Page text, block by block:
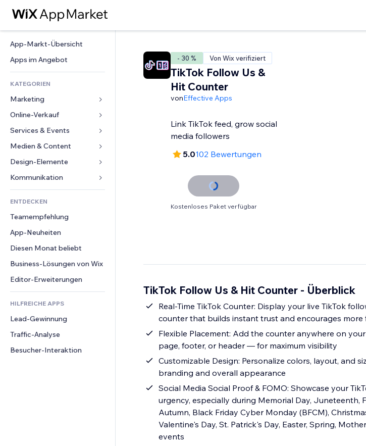
App-Markt-Übersicht
Apps im Angebot
KATEGORIEN
Marketing
Anzeigen
Mobil
Statistiken
Website-Einträge
E-Mail
Online-Verkauf
Apps für Shops
Versand & Lieferung
Verkaufen-Buttons
Buchhaltung
Gutscheine & Treuebonus
Lagerlösungen
Speisen & Getränke
Services & Events
Hotels
Events
Restaurants
Immobilien
Buchungen
Medien & Content
Galerie
Musik
Podcasts
Fotografie
Video
PDF
Dateifreigabe
News
Design-Elemente
Karten & Navigation
Datenschutz & Sicherheit
Uhr
Seiten-Vorlagen
Bildeffekte
Buttons & Menüs
Banner & Abzeichen
Taschenrechner
Suche
Wetter
Diagramme & Tabellen
Formulare
Umfragen
Chat
Kommentare
Telefon
Community
Bewertungen und Feedback
CRM
ENTDECKEN
Teamempfehlung
App-Neuheiten
Diesen Monat beliebt
Business-Lösungen von Wix
Editor-Erweiterungen
HILFREICHE APPS
Lead-Gewinnung
Traffic-Analyse
Besucher-Interaktion
- 30 % Von Wix verifiziert
TikTok Follow Us &
Hit Counter
vonEffective Apps
Link TikTok feed, grow social
media followers
5.0102 Bewertungen
Kostenloses Paket verfügbar
TikTok Follow Us & Hit Counter - Überblick
Real-Time TikTok Counter: Display your live TikTok
counter that builds instant trust and encourages more
Flexible Placement: Add the counter anywhere on
page, footer, or header — for maximum visibility
Customizable Design: Personalize colors, layout, and
branding and overall appearance
Social Media Social Proof & FOMO: Showcase your
urgency, especially during Memorial Day, Juneteenth,
Autumn, Black Friday Cyber Monday (BFCM),
Valentine's Day, St. Patrick's Day, Easter, Spring,
events